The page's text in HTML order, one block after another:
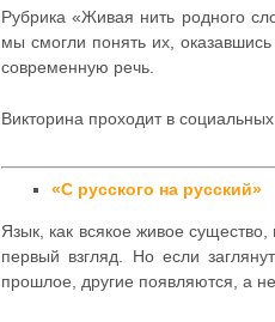
Рубрика «Живая нить родного
мы смогли понять их,
современную речь.
Викторина проходит в
«С русского на русский»
Язык, как всякое живое
первый взгляд. Но если
прошлое, другие появляются, а